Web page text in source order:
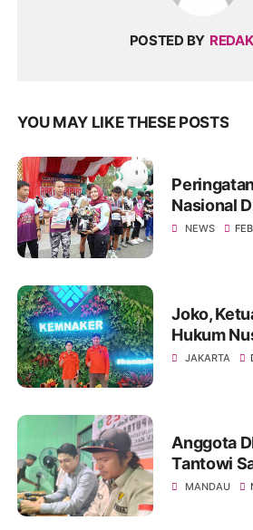
POSTED BY
YOU MAY LIKE THESE POSTS
Nasional
NEWS
Joko,
Hukum
Jakarta
JAKARTA
Anggota
Tantowi
MANDAU